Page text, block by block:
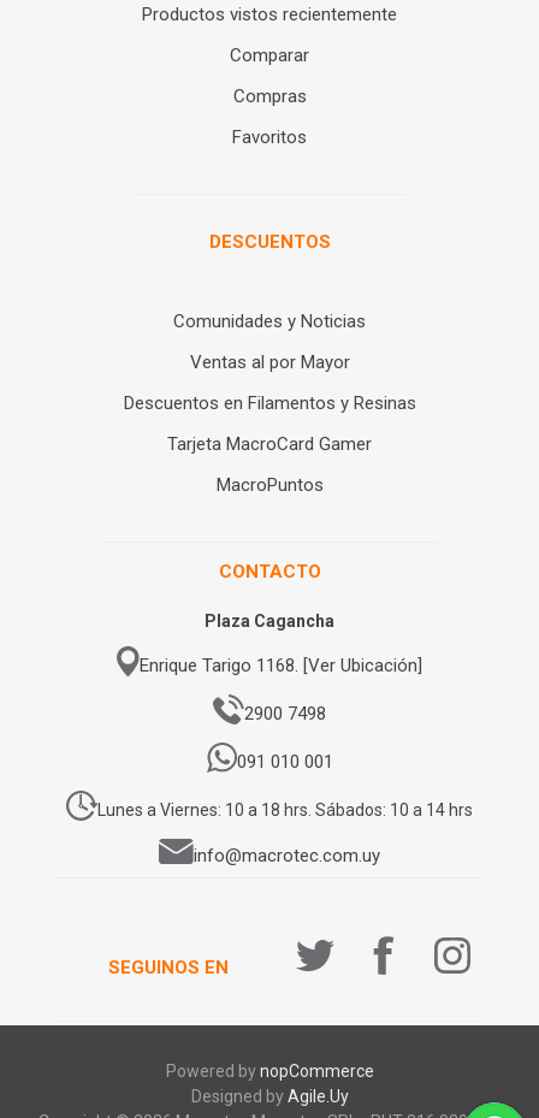
Productos vistos recientemente
Comparar
Compras
Favoritos
DESCUENTOS
Comunidades y Noticias
Ventas al por Mayor
Descuentos en Filamentos y Resinas
Tarjeta MacroCard Gamer
MacroPuntos
CONTACTO
Plaza Cagancha
Enrique Tarigo 1168. [Ver Ubicación]
2900 7498
091 010 001
Lunes a Viernes: 10 a 18 hrs. Sábados: 10 a 14 hrs
info@macrotec.com.uy
SEGUINOS EN
Powered bynopCommerce
Designed byAgile.Uy